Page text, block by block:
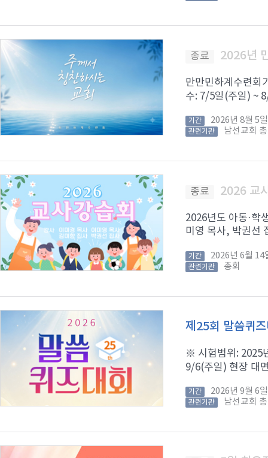
종료 2026년
만만민하계수련회
수: 7/5일(주일) ~
기간 2026년 8월 5
관련기관 남선교회
종료 2026 교
2026년도 아동·학
미영 목사, 박권선
기간 2026년 6월 14
관련기관 총회
제25회 말씀퀴
※ 시험범위: 2025
9/6(주일) 현장 대
기간 2026년 9월 6
관련기관 남선교회